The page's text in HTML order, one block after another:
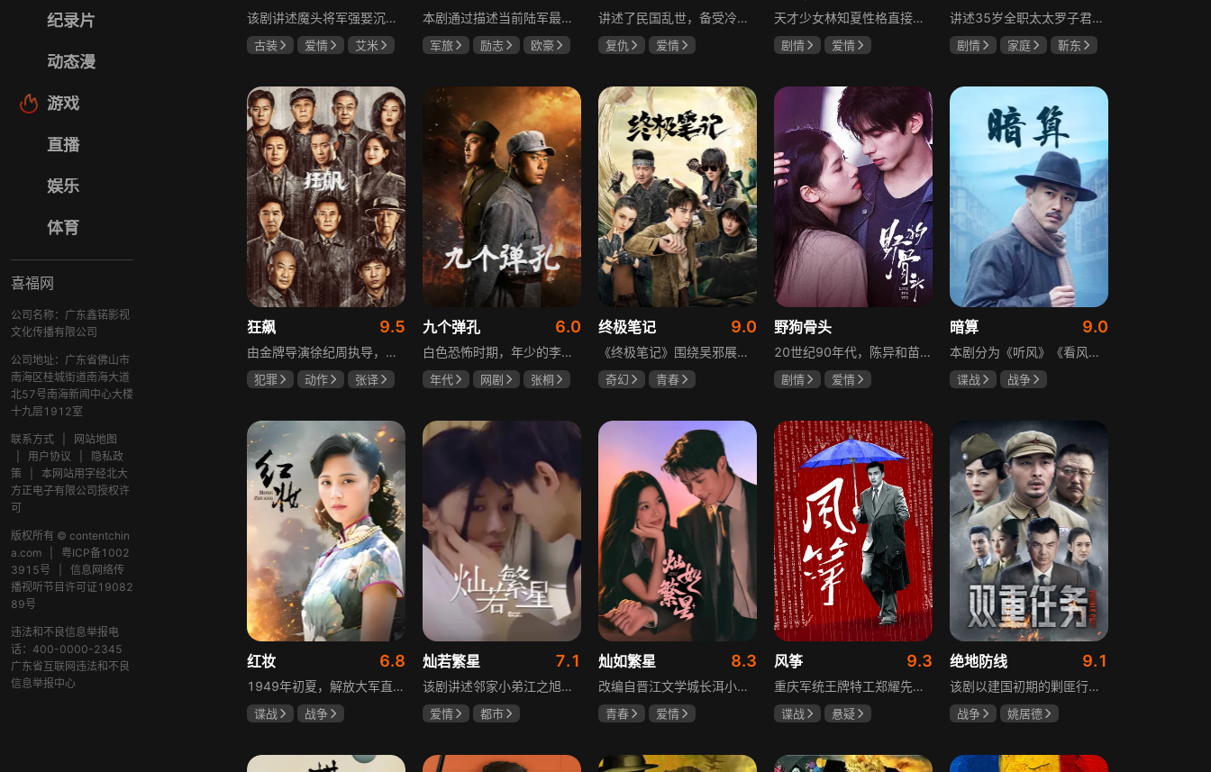
纪录片
动态漫
游戏
直播
娱乐
体育
喜福网
公司名称：广东鑫锘影视
文化传播有限公司
公司地址：广东省佛山市
南海区桂城街道南海大道
北57号南海新闻中心大楼
十九层1912室
联系方式
网站地图
用户协议
隐私政
策
本网站用字经北大
方正电子有限公司授权许
可
版权所有 © contentchin
a.com
粤ICP备1002
3915号
信息网络传
播视听节目许可证19082
89号
违法和不良信息举报电
话：400-0000-2345
广东省互联网违法和不良
信息举报中心
该剧讲述魔头将军强娶沉迷机关术的财迷假千金，两人从契约夫妻起步，在生死局中互扒马甲，爱意与杀意交织共生。过程中他们揭露朝堂阴谋，破解生死乱局，最终共同守护家国太平，融合了权谋、爱情、冒险等多重元素，情节跌宕起伏。
古装 爱情
艾米
本剧通过描述当前陆军最具新型作战特色的特战、空突、侦察、信息等代表性兵种的官兵练兵备战，在历次实战演习中磨砺意志技能、逐渐形成新质作战能力等故事，反映了某集团军党委坚决落实习主席新时代强军思想，着眼打造一流陆军，谋划转型，大力推进战斗力建设的历史担当，浓缩了陆军官兵改革面前备战打仗矢志强军的铁血追求、展现了新时代陆军官兵积极投身军队转型的全新风貌，是一部融合备战打仗、青春成长励志、英雄主义传承，同时将军人荣誉、使命、爱情熔为一炉的军事题材正能量大剧。
军旅 励志
欧豪
讲述了民国乱世，备受冷眼的世家少爷慕容清峄与饱受苦难的复仇孤女任素素阴差阳错结缘相识，却因误会含恨而别。两人再重逢，却身份错位，陷入爱恨交织的极限拉扯中。二人历经世事波折与生离死别，最后携手直面乱世危局。
复仇
爱情
天才少女林知夏性格直接、不善交际，从小没有好友。考入省一中后，她因解题比拼与性格阳光的学霸江逾白相识并成为同桌。作为社交达人的江逾白帮林知夏融入集体交到汤婷婷、段启言、沈负暄、金百慧等朋友，林知夏为表达感谢帮他补习功课，两人渐渐从竞争走向互助，最终成为最好的朋友。俩人还一同解决同学被骗、一起参加社团活动与省数学竞赛，在这个过程中，江逾白对林知夏感情渐生，但只把爱意埋在心里。林知夏被保送复旦后，江逾白准备在毕业之旅对她告白，却因母亲卷入诈骗案而遗憾离开，俩人最终能否冲破阻碍走到一起
剧情
爱情
讲述35岁全职太太罗子君因丈夫突然离婚陷入人生谷底，带孩子闯入社会，从安逸走向落魄。贺涵作为事业有成的精英，平静生活被罗子君打破，需应对各类突发状况。生活逼迫罗子君重拾骨气，贺涵也收获温暖，二人历经波折，罗子君实现自我成长，贺涵也找到人生新方向，展现都市女性蜕变与情感纠葛。
剧情 家庭
靳东
狂飙 9.5
由金牌导演徐纪周执导，张译、张颂文、李一桐、张志坚、吴刚领衔主演，倪大红、韩童生、李建义特邀主演的中央政法委重点项目。一部扫黑除恶坚决斗争的回忆录，横跨20年的群像叙事全景式展现时代变迁下的黑白较量与复杂人性。
犯罪 动作
张译
九个弹孔 6.0
白色恐怖时期，年少的李智信家破人亡后投身革命武装，因作战有勇有谋获“小狼崽子”绰号。他长期率部孤悬敌后，与日寇、反动派对决，多次负伤仍不改初心。凭借坚韧意志，他从游击队员成长为新四军干部、解放军司令员，身上的九个弹孔是他践行革命誓言、见证成长的勋章。
年代 网剧
张桐
终极笔记 9.0
《终极笔记》围绕吴邪展开，他因好奇三叔经历，历险归来收神秘录像带后卷入阴谋，只身闯格尔木疗养院偶遇张起灵等六人组队，在西王母宫发现陨玉，却遇三叔失踪、张起灵失忆。众人寻记忆探张家古楼，因裘德考介入受阻，后联手霍老太再探遭意外，谜团未解，吴邪被迫伪装成三叔，剧情充满冒险与悬疑。
奇幻
青春
野狗骨头
20世纪90年代，陈异和苗靖因父母相识结缘，从充满敌意到彼此依靠，后因家庭变故不得不相依为命。大学时苗靖告白，陈异却因纵火案逼她离开藤城。多年后重逢，陈异为保护苗靖以身入局，两人并肩对抗走私团伙，最终陈异告白，两人终成眷属。
剧情
爱情
暗算 9.0
本剧分为《听风》《看风》和《捕风》三个篇章，三者在时间关系及故事上相对独立，又千丝万缕。听风，即无线电侦听者，是一群“靠耳朵打江山”的人，他们的耳朵可以听到天外之音、无声之音、秘密之音。看风，即密码破译的人，是一群“善于神机妙算”的人，他们的慧眼可以识破天机、释读天书、看阅无字之书。捕风，即我党地下工作者，在国民党大肆实施白色恐怖时期，他们是牺牲者更是战斗者，乔装打扮深入虎穴，迎风而战，为缔造共和国立下不朽的丰功伟业。
谍战
战争
红妆 6.8
1949年初夏，解放大军直抵上海，国民党国防部保密局的中共地下党员邓家骥奉命撤往台湾，其妻同为地下党的沈荷因临产被留在上海。新中国成立之初，面对敌特的破坏活动，斗争形势严峻，沈荷隐藏真实身份，继续与敌人展开新一轮斗争，在隐秘战线坚守信仰，为新政权的稳定默默奉献。
谍战
战争
灿若繁星 7.1
该剧讲述邻家小弟江之旭留学归来，竟成了夏千星的顶头上司。从小管着江之旭、事事压他一头的夏千星无法接受，两人互不服气，在公司内外明争暗斗。江之旭借职位刁难夏千星，夏千星则用姐姐身份压制他，然而夏千星不知道，江之旭拼尽全力坐上这个位子，就是为了陪在她身边保护她。
爱情
都市
灿如繁星 8.3
改编自晋江文学城长洱小说《狭路》，讲述心理学博士林晚星遭遇变故后返乡任教，邂逅顶级教练王法，带领垫底差生逆袭追梦的热血救赎故事。林晚星用“自由式”教育，培养少年们的独立人格，帮他们学会生活、融洽自我、发现所爱、勇于追求，诠释“不远狭路，终见光明”的成长内核。
青春
爱情
风筝 9.3
重庆军统王牌特工郑耀先实为潜伏的中共特工“风筝”，上线牺牲后他与组织失联，解放后化名周志乾继续提供情报。身份证实后他仍协助破获特务案，三十年情报生涯中他遭敌人追杀、妻离子散，为国家牺牲是他的人生价值。
谍战
悬疑
绝地防线 9.1
该剧以建国初期的剿匪行动为背景，讲述中国人民解放军西线小分队追击黑山寺国民党残部的故事。小分队在执行任务过程中，严格遵照上级指示，既要完成军事目标，又全力保护沿途百姓的生命财产安全，同时对残部人员采取劝降与救治相结合的策略。最终，小分队成功控制了区域内的疫情，救出了愿意投诚的士兵，圆满完成了剿匪解救任务，展现了解放军的优良作风与使命担当。
战争
姚居德